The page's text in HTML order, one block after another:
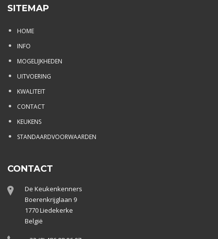
SITEMAP
HOME
INFO
MOGELIJKHEDEN
UITVOERING
KWALITEIT
CONTACT
KEUKENS
STANDAARDVOORWAARDEN
CONTACT
De Keukenkenners
Boerenkrijglaan 9
1770 Liedekerke
België